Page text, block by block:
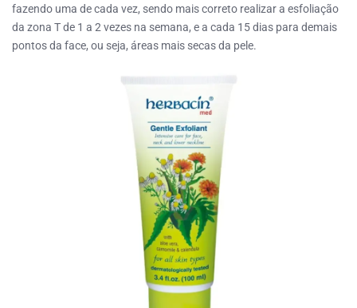
fazendo uma de cada vez, sendo mais correto realizar a esfoliação
da zona T de 1 a 2 vezes na semana, e a cada 15 dias para demais
pontos da face, ou seja, áreas mais secas da pele.